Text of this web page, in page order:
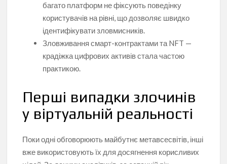
багато платформ не фіксують поведінку
користувачів на рівні, що дозволяє швидко
ідентифікувати зловмисників.
Зловживання смарт-контрактами та NFT —
крадіжка цифрових активів стала частою
практикою.
Перші випадки злочинів
у віртуальній реальності
Поки одні обговорюють майбутнє метавсесвітів, інші
вже використовують їх для досягнення корисливих